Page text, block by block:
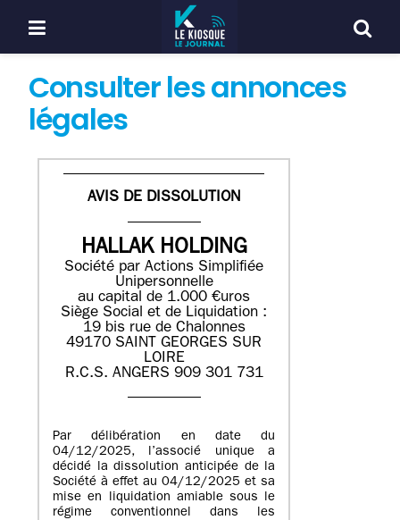
Consulter les annonces
légales
AVIS DE DISSOLUTION
HALLAK HOLDING
Société par Actions Simplifiée
Unipersonnelle
au capital de 1.000 €uros
Siège Social et de Liquidation :
19 bis rue de Chalonnes
49170 SAINT GEORGES SUR
LOIRE
R.C.S. ANGERS 909 301 731
Par délibération en date du
04/12/2025, l’associé unique a
décidé la dissolution anticipée de la
Société à effet au 04/12/2025 et sa
mise en liquidation amiable sous le
régime conventionnel dans les